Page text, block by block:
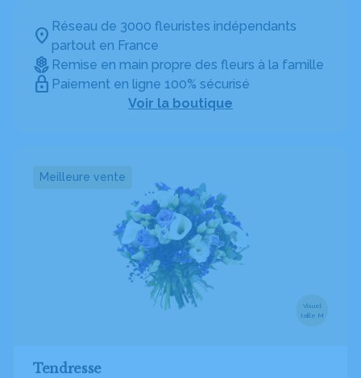
Réseau de 3000 fleuristes indépendants
partout en France
Remise en main propre des fleurs à la famille
Paiement en ligne 100% sécurisé
Voir la boutique
Meilleure vente
Visuel
taille M
Tendresse